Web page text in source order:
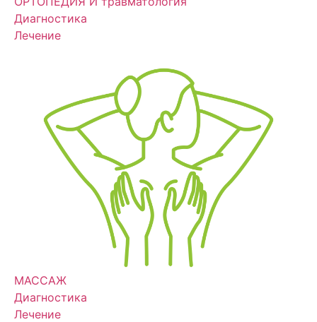
Диагностика
Лечение
МАССАЖ
Диагностика
Лечение